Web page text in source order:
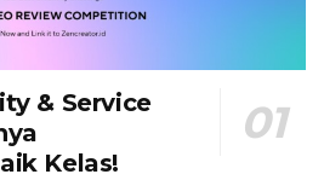
& Service
Kelas!